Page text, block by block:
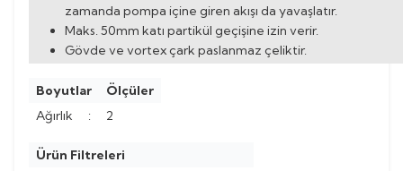
zamanda pompa içine giren akışı da yavaşlatır.
Maks. 50mm katı partikül geçişine izin verir.
Gövde ve vortex çark paslanmaz çeliktir.
Boyutlar
Ölçüler
Ağırlık
: 2
Ürün Filtreleri